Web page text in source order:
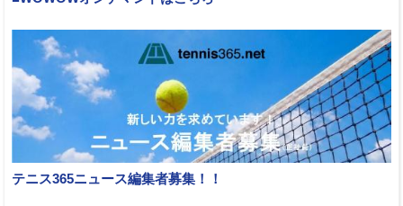
テニス365ニュース編集者募集！！